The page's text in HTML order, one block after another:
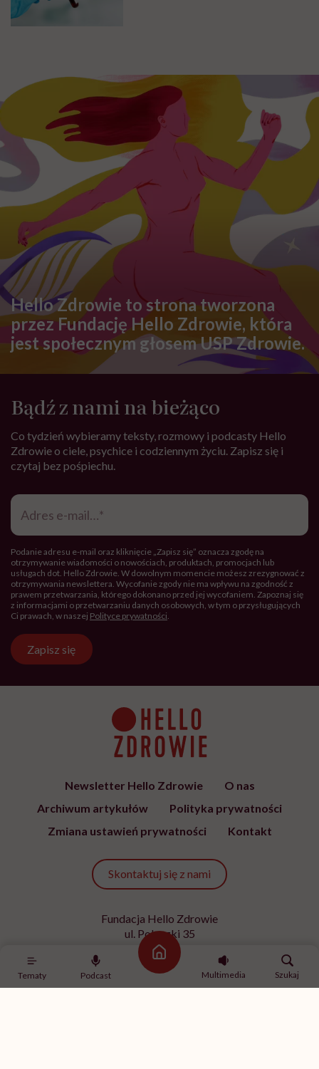
Tematy Podcast
Strona główna
Multimedia
Szukaj
Hello Zdrowie to strona tworzona
przez Fundację Hello Zdrowie, która
jest społecznym głosem USP Zdrowie.
Bądź z nami na bieżąco
Co tydzień wybieramy teksty, rozmowy i podcasty Hello
Zdrowie o ciele, psychice i codziennym życiu. Zapisz się i
czytaj bez pośpiechu.
Adres
mail*
Podanie adresu e-mail oraz kliknięcie „Zapisz się” oznacza zgodę na
otrzymywanie wiadomości o nowościach, produktach, promocjach lub
usługach dot. Hello Zdrowie. W dowolnym momencie możesz zrezygnować z
otrzymywania newslettera. Wycofanie zgody nie ma wpływu na zgodność z
prawem przetwarzania, którego dokonano przed jej wycofaniem. Zapoznaj się
z informacjami o przetwarzaniu danych osobowych, w tym o przysługujących
Ci prawach, w naszej Polityce prywatności.
Zapisz się
Newsletter Hello Zdrowie
O nas
Archiwum artykułów
Polityka prywatności
Zmiana ustawień prywatności
Kontakt
Skontaktuj się z nami
Fundacja Hello Zdrowie
ul. Poleczki 35
02-822 Warszawa
NIP 9512613236
Kontakt z redakcją